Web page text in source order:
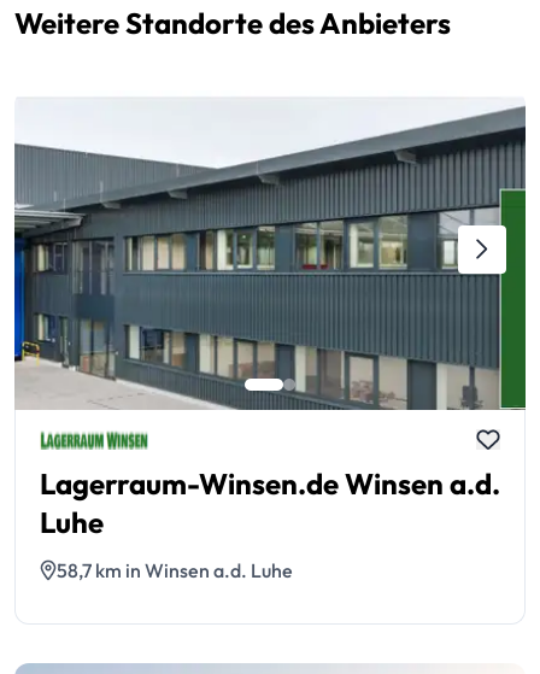
Weitere Standorte des Anbieters
Lagerraum-Winsen.de Winsen a.d.
Luhe
58,7 km in Winsen a.d. Luhe